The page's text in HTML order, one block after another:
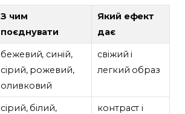
З чим
поєднувати
Який ефект
дає
бежевий, синій,
сірий, рожевий,
оливковий
свіжий і
легкий образ
сірий, білий,
контраст і